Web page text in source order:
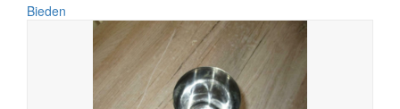
Bieden